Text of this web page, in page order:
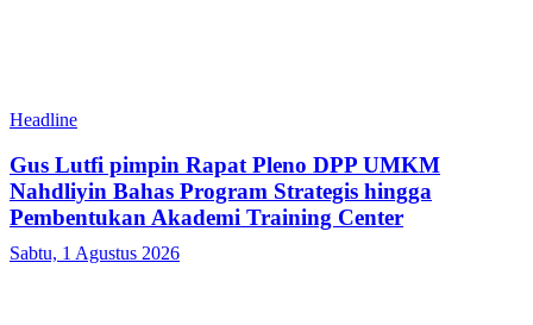
Headline
Gus Lutfi pimpin Rapat Pleno DPP UMKM
Nahdliyin Bahas Program Strategis hingga
Pembentukan Akademi Training Center
Sabtu, 1 Agustus 2026